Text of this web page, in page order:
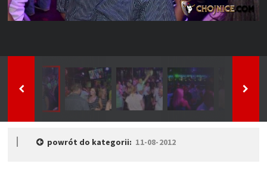
powrót do kategorii: 11-08-2012